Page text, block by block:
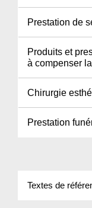
Prestation de
Produits et
à compenser
Chirurgie
Prestation
Textes de